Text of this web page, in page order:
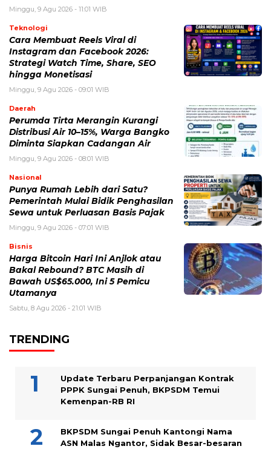
Minggu, 9 Agu 2026 - 11:01 WIB
Teknologi
Cara Membuat Reels Viral di
Instagram dan Facebook 2026:
Strategi Watch Time, Share, SEO
hingga Monetisasi
Minggu, 9 Agu 2026 - 09:01 WIB
Daerah
Perumda Tirta Merangin Kurangi
Distribusi Air 10–15%, Warga Bangko
Diminta Siapkan Cadangan Air
Minggu, 9 Agu 2026 - 08:01 WIB
Nasional
Punya Rumah Lebih dari Satu?
Pemerintah Mulai Bidik Penghasilan
Sewa untuk Perluasan Basis Pajak
Minggu, 9 Agu 2026 - 07:01 WIB
Bisnis
Harga Bitcoin Hari Ini Anjlok atau
Bakal Rebound? BTC Masih di
Bawah US$65.000, Ini 5 Pemicu
Utamanya
Sabtu, 8 Agu 2026 - 21:01 WIB
TRENDING
Update Terbaru Perpanjangan Kontrak
PPPK Sungai Penuh, BKPSDM Temui
Kemenpan-RB RI
BKPSDM Sungai Penuh Kantongi Nama
ASN Malas Ngantor, Sidak Besar-besaran